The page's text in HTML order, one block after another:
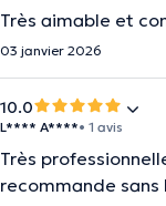
Très aimable et
03 janvier 2026
10.0
L**** A****• 1 avis
Très
recommande sans